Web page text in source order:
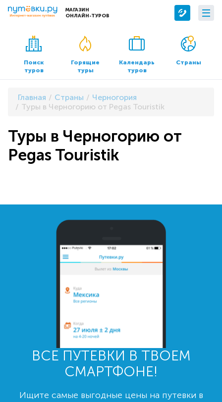
МАГАЗИН
ОНЛАЙН-ТУРОВ
Сервисы
Бронирование отелей
Трансфер
О компании
О нас
Контакты
Документы и реквизиты
Поиск
туров
Горящие
туры
Календарь
туров
Страны
Главная Страны
Черногория
Туры в Черногорию от Pegas Touristik
Туры в Черногорию от
Pegas Touristik
ВСЕ ПУТЕВКИ В ТВОЕМ
СМАРТФОНЕ!
Ищите самые выгодные цены на путевки в